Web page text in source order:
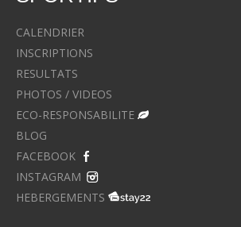
CALENDRIER
INSCRIPTIONS
RESULTATS
PHOTOS / VIDEOS
ECO-RESPONSABILITE
BLOG
FACEBOOK
INSTAGRAM
HEBERGEMENTS